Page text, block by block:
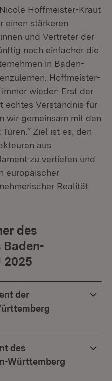
Hoffmeister-Kraut
einen stärkeren
und Vertreter der
noch einfacher die
in Baden-
Hoffmeister-
wieder: Erst der
echtes Verständnis für
wir gemeinsam mit den
Ziel ist es, den
aus
zu vertiefen und
europäischer
Realität
des
2025
der
des
Württemberg